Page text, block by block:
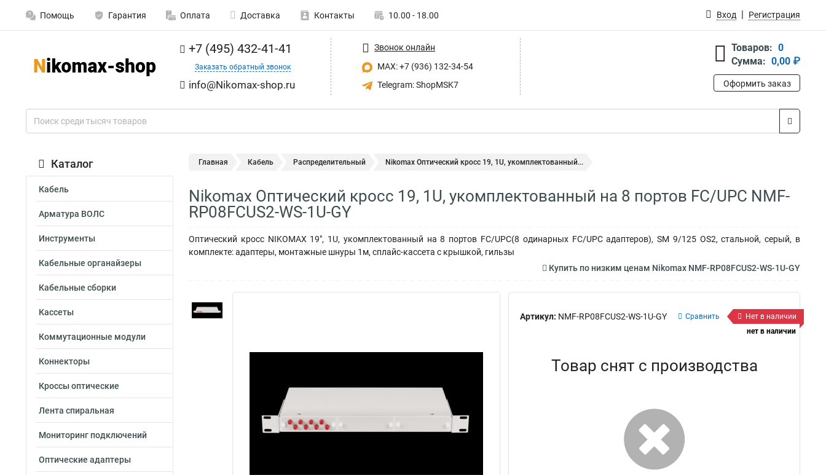
Помощь Гарантия Оплата Доставка Контакты 10.00 - 18.00 Вход Регистрация
+7 (495) 432-41-41
Заказать обратный звонок
info@Nikomax-shop.ru
Звонок онлайн
MAX: +7 (936) 132-34-54
Telegram: ShopMSK7
Товаров: 0
Сумма: 0,00 ₽
Оформить заказ
Каталог
Кабель
Арматура ВОЛС
Инструменты
Кабельные органайзеры
Кабельные сборки
Кассеты
Коммутационные модули
Коннекторы
Кроссы оптические
Лента спиральная
Мониторинг подключений
Оптические адаптеры
Главная Кабель Распределительный Nikomax Оптический кросс 19, 1U, укомплектованный...
Nikomax Оптический кросс 19, 1U, укомплектованный на 8 портов FC/UPC NMF-
RP08FCUS2-WS-1U-GY
Оптический кросс NIKOMAX 19", 1U, укомплектованный на 8 портов FC/UPC(8 одинарных FC/UPC адаптеров), SM 9/125 OS2, стальной, серый, в
комплекте: адаптеры, монтажные шнуры 1м, сплайс-кассета с крышкой, гильзы
Купить по низким ценам Nikomax NMF-RP08FCUS2-WS-1U-GY
Артикул: NMF-RP08FCUS2-WS-1U-GY Сравнить
Нет в наличии
нет в наличии
Товар снят с производства